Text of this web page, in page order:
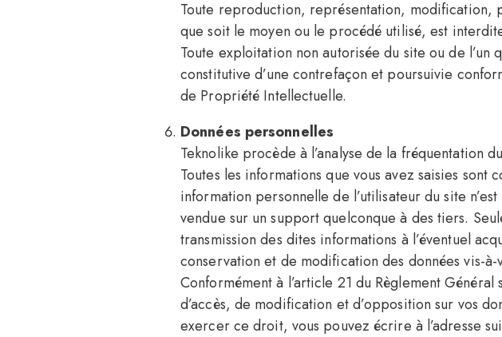
Toute reproduction, représentation, modification,
que soit le moyen ou le procédé utilisé, est
Toute exploitation non autorisée du site ou de l’un
constitutive d’une contrefaçon et poursuivie
de Propriété Intellectuelle.
Données personnelles
Teknolike procède à l’analyse de la fréquentation
Toutes les informations que vous avez saisies
information personnelle de l’utilisateur du site
vendue sur un support quelconque à des tiers.
transmission des dites informations à l’éventuel
conservation et de modification des données vis-à-
Conformément à l’article 21 du Règlement
d’accès, de modification et d’opposition sur vos
exercer ce droit, vous pouvez écrire à l’adresse